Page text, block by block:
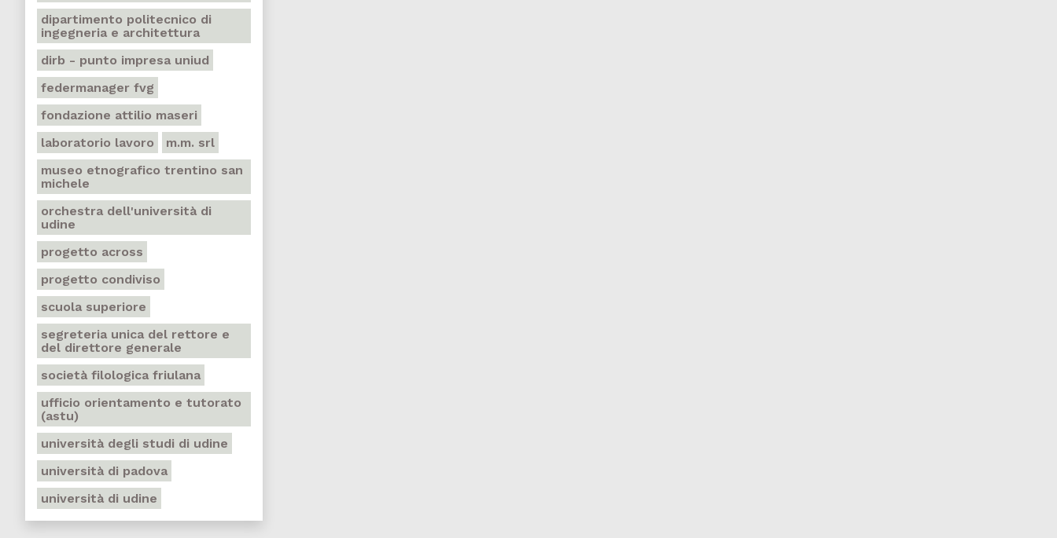
dipartimento politecnico di
ingegneria e architettura
dirb - punto impresa uniud
federmanager fvg
fondazione attilio maseri
laboratorio lavoro
m.m. srl
museo etnografico trentino san
michele
orchestra dell'università di
udine
progetto across
progetto condiviso
scuola superiore
segreteria unica del rettore e
del direttore generale
società filologica friulana
ufficio orientamento e tutorato
(astu)
università degli studi di udine
università di padova
università di udine